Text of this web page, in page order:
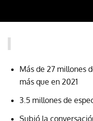
Más de 27 millones
más que en 2021
3.5 millones de
Subió la